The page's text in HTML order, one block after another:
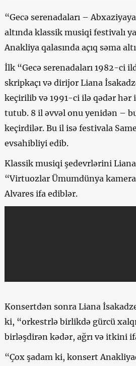
“Gecə serenadaları –
altında klassik musiqi festivalı
Anakliya qalasında açıq səma
İlk “Gecə serenadaları 1982-ci
skripkaçı və dirijor Liana
keçirilib və 1991-ci ilə qədər hər
tutub. 8 il əvvəl onu yenidən –
keçirdilər. Bu il isə festivala
evsahibliyi edib.
Klassik musiqi şedevrlərini
“Virtuozlar Ümumdünya kamera
Alvares ifa ediblər.
Konsertdən sonra Liana
ki, “orkestrlə birlikdə gürcü
birləşdirən kədər, ağrı və itkini
“Çox şadam ki, konsert